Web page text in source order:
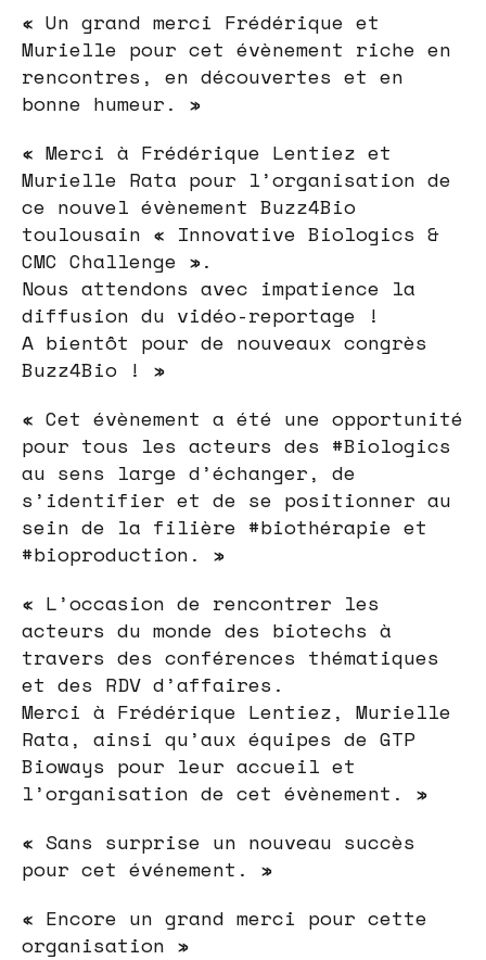
« Un grand merci Frédérique et
Murielle pour cet évènement riche en
rencontres, en découvertes et en
bonne humeur. »
« Merci à Frédérique Lentiez et
Murielle Rata pour l’organisation de
ce nouvel évènement Buzz4Bio
toulousain « Innovative Biologics &
CMC Challenge ».
Nous attendons avec impatience la
diffusion du vidéo-reportage !
A bientôt pour de nouveaux congrès
Buzz4Bio ! »
« Cet évènement a été une opportunité
pour tous les acteurs des #Biologics
au sens large d’échanger, de
s’identifier et de se positionner au
sein de la filière #biothérapie et
#bioproduction. »
« L’occasion de rencontrer les
acteurs du monde des biotechs à
travers des conférences thématiques
et des RDV d’affaires.
Merci à Frédérique Lentiez, Murielle
Rata, ainsi qu’aux équipes de GTP
Bioways pour leur accueil et
l’organisation de cet évènement. »
« Sans surprise un nouveau succès
pour cet événement. »
« Encore un grand merci pour cette
organisation »